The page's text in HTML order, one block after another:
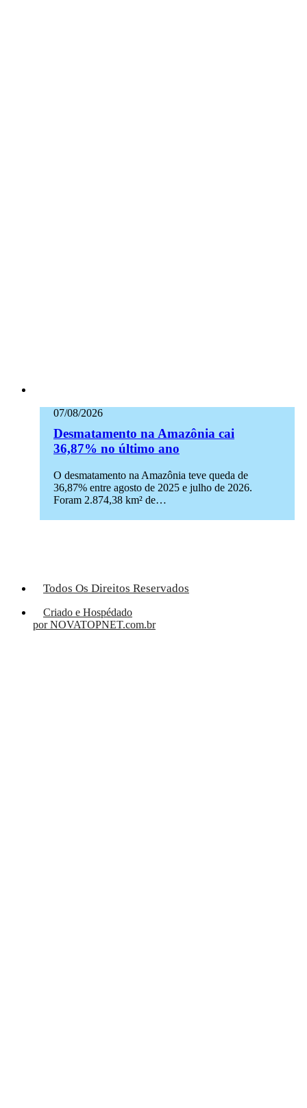
07/08/2026
Desmatamento na Amazônia cai
36,87% no último ano
O desmatamento na Amazônia teve queda de
36,87% entre agosto de 2025 e julho de 2026.
Foram 2.874,38 km² de…
Todos Os Direitos Reservados
Criado e Hospédado
por NOVATOPNET.com.br